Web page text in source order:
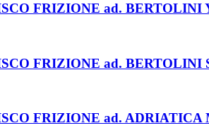
FRIZIONE ad. BERTOLINI
FRIZIONE ad. BERTOLINI
FRIZIONE ad. ADRIATICA